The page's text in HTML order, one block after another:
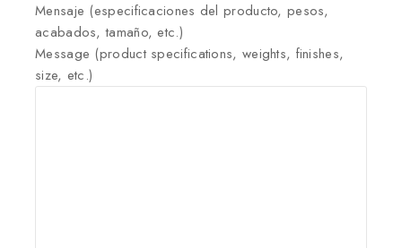
Mensaje (especificaciones del producto, pesos,
acabados, tamaño, etc.)
Message (product specifications, weights, finishes,
size, etc.)